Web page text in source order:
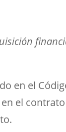
en el
el